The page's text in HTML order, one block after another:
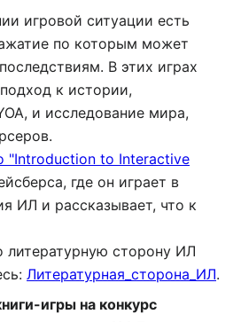
игровой ситуации есть
по которым может
В этих играх
к истории,
и исследование мира,
"Introduction to Interactive
где он играет в
ИЛ и рассказывает, что к
литературную сторону ИЛ
Литературная_сторона_ИЛ.
игры на конкурс